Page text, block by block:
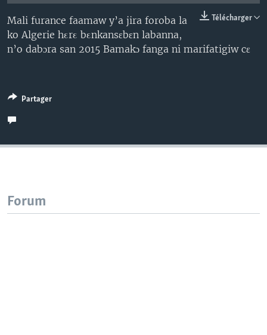
Télécharger
Mali furance faamaw y’a jira foroba la
ko Algerie hεrε bεnkansɛbɛn labanna,
n’o dabɔra san 2015 Bamakɔ fanga ni marifatigiw cɛ
Partager
Forum